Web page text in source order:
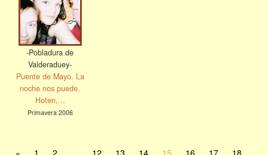
-Pobladura de
Valderaduey-
Puente de Mayo. La
noche nos puede.
Hoten,...
Primavera 2006
« 1 2 12 13 14 15 16 17 18